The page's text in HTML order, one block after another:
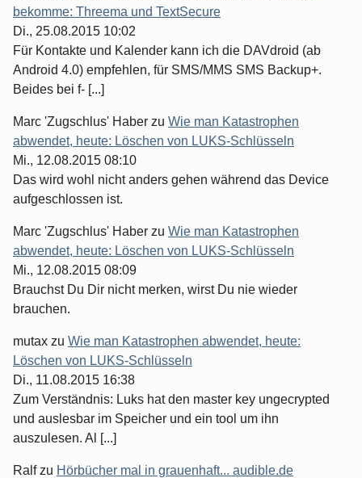
bekomme: Threema und TextSecure
Di., 25.08.2015 10:02
Für Kontakte und Kalender kann ich die DAVdroid (ab
Android 4.0) empfehlen, für SMS/MMS SMS Backup+.
Beides bei f- [...]
Marc 'Zugschlus' Haber zu Wie man Katastrophen
abwendet, heute: Löschen von LUKS-Schlüsseln
Mi., 12.08.2015 08:10
Das wird wohl nicht anders gehen während das Device
aufgeschlossen ist.
Marc 'Zugschlus' Haber zu Wie man Katastrophen
abwendet, heute: Löschen von LUKS-Schlüsseln
Mi., 12.08.2015 08:09
Brauchst Du Dir nicht merken, wirst Du nie wieder
brauchen.
mutax zu Wie man Katastrophen abwendet, heute:
Löschen von LUKS-Schlüsseln
Di., 11.08.2015 16:38
Zum Verständnis: Luks hat den master key ungecrypted
und auslesbar im Speicher und ein tool um ihn
auszulesen. Al [...]
Ralfzu Hörbücher mal in grauenhaft... audible.de